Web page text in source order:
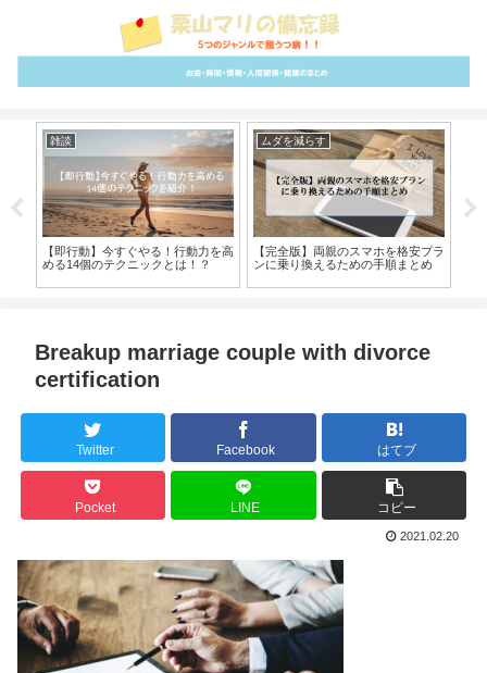
雑談
【即行動】今すぐやる！行動力を高
める14個のテクニックとは！？
ムダを減らす
【完全版】両親のスマホを格安プラ
ンに乗り換えるための手順まとめ
Breakup marriage couple with divorce
certification
Twitter Facebook はてブ
Pocket LINE コピー
2021.02.20